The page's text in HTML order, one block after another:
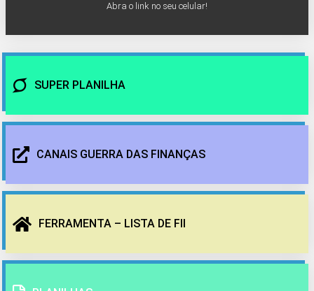
Abra o link no seu celular!
SUPER PLANILHA
CANAIS GUERRA DAS FINANÇAS
FERRAMENTA – LISTA DE FII